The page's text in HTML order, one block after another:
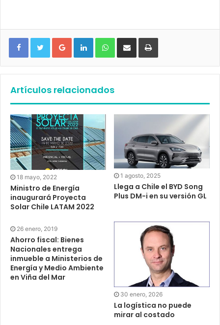
Google+ LinkedIn WhatsApp
Artículos relacionados
18 mayo, 2022
Ministro de Energía
inaugurará Proyecta
Solar Chile LATAM 2022
1 agosto, 2025
Llega a Chile el BYD Song
Plus DM-i en su versión GL
26 enero, 2019
Ahorro fiscal: Bienes
Nacionales entrega
inmueble a Ministerios de
Energía y Medio Ambiente
en Viña del Mar
30 enero, 2026
La logística no puede
mirar al costado